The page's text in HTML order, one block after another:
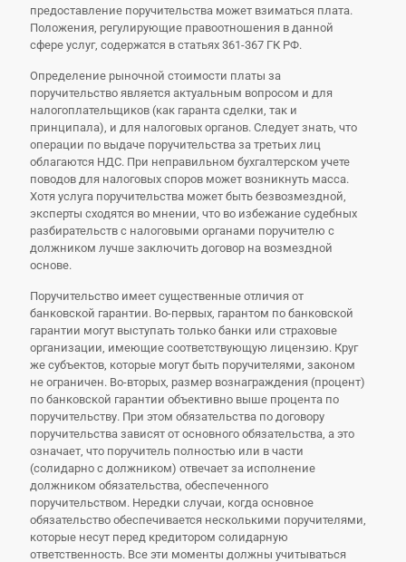
предоставление поручительства может взиматься плата.
Положения, регулирующие правоотношения в данной
сфере услуг, содержатся в статьях 361-367 ГК РФ.
Определение рыночной стоимости платы за
поручительство является актуальным вопросом и для
налогоплательщиков (как гаранта сделки, так и
принципала), и для налоговых органов. Следует знать, что
операции по выдаче поручительства за третьих лиц
облагаются НДС. При неправильном бухгалтерском учете
поводов для налоговых споров может возникнуть масса.
Хотя услуга поручительства может быть безвозмездной,
эксперты сходятся во мнении, что во избежание судебных
разбирательств с налоговыми органами поручителю с
должником лучше заключить договор на возмездной
основе.
Поручительство имеет существенные отличия от
банковской гарантии. Во-первых, гарантом по банковской
гарантии могут выступать только банки или страховые
организации, имеющие соответствующую лицензию. Круг
же субъектов, которые могут быть поручителями, законом
не ограничен. Во-вторых, размер вознаграждения (процент)
по банковской гарантии объективно выше процента по
поручительству. При этом обязательства по договору
поручительства зависят от основного обязательства, а это
означает, что поручитель полностью или в части
(солидарно с должником) отвечает за исполнение
должником обязательства, обеспеченного
поручительством. Нередки случаи, когда основное
обязательство обеспечивается несколькими поручителями,
которые несут перед кредитором солидарную
ответственность. Все эти моменты должны учитываться